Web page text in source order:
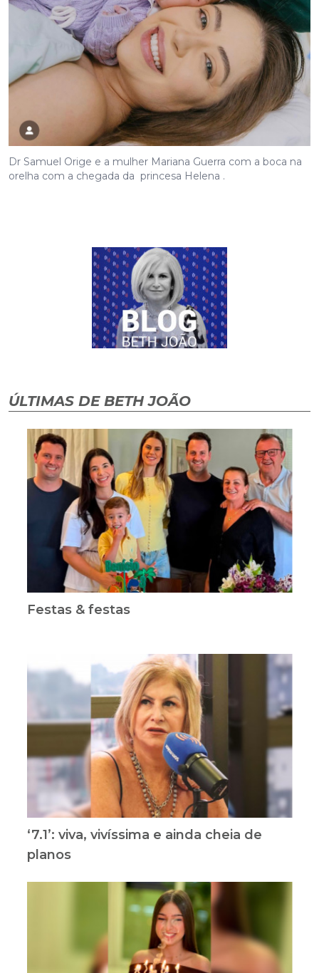
Dr Samuel Orige e a mulher Mariana Guerra com a boca na
orelha com a chegada da princesa Helena .
ÚLTIMAS DE BETH JOÃO
Festas & festas
‘7.1’: viva, vivíssima e ainda cheia de
planos